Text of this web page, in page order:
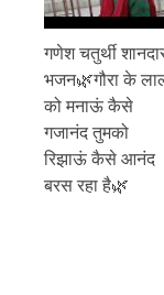
गणेश चतुर्थी
भजन🌿गौरा के
को मनाऊं कैसे
गजानंद तुमको
रिझाऊं कैसे आनंद
बरस रहा है🌿